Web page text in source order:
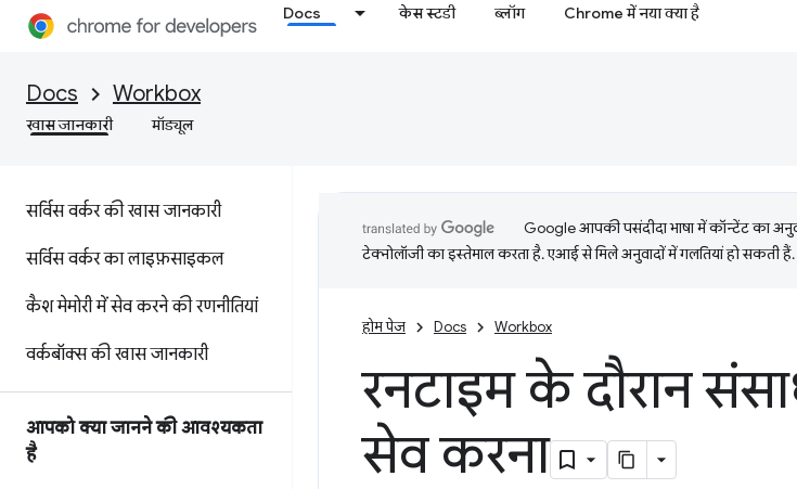
Docs केस स्टडी ब्लॉग Chrome में नया क्या है
Docs Workbox
खास जानकारी मॉड्यूल
सर्विस वर्कर की खास जानकारी
सर्विस वर्कर का लाइफ़साइकल
कैश मेमोरी में सेव करने की रणनीतियां
वर्कबॉक्स की खास जानकारी
आपको क्या जानने की आवश्यकता
है
Google आपकी पसंदीदा भाषा में कॉन्टेंट का
टेक्नोलॉजी का इस्तेमाल करता है. एआई से मिले अनुवादों में गलतियां हो सकती हैं.
होम पेज Docs Workbox
रनटाइम के दौरान
सेव करना